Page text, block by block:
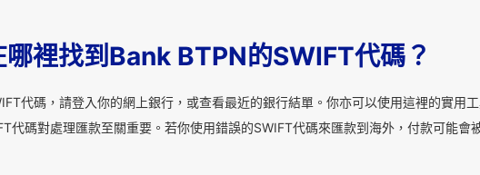
哪裡找到Bank BTPN的SWIFT代碼？
代碼，請登入你的網上銀行，或查看最近的銀行結單。你亦可以使用這裡的實用
代碼對處理匯款至關重要。若你使用錯誤的SWIFT代碼來匯款到海外，付款可能會